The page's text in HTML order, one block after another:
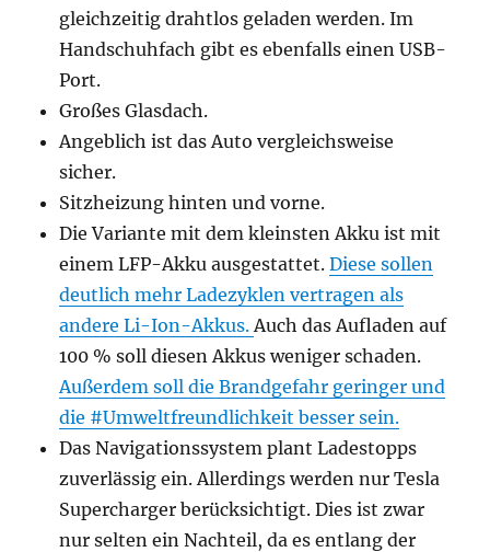
gleichzeitig drahtlos geladen werden. Im
Handschuhfach gibt es ebenfalls einen USB-
Port.
Großes Glasdach.
Angeblich ist das Auto vergleichsweise
sicher.
Sitzheizung hinten und vorne.
Die Variante mit dem kleinsten Akku ist mit
einem LFP-Akku ausgestattet.Diese sollen
deutlich mehr Ladezyklen vertragen als
andere Li-Ion-Akkus.Auch das Aufladen auf
100 % soll diesen Akkus weniger schaden.
Außerdem soll die Brandgefahr geringer und
die #Umweltfreundlichkeit besser sein.
Das Navigationssystem plant Ladestopps
zuverlässig ein. Allerdings werden nur Tesla
Supercharger berücksichtigt. Dies ist zwar
nur selten ein Nachteil, da es entlang der